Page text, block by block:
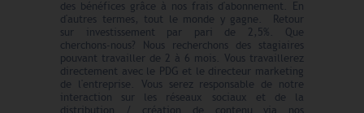
des bénéfices grâce à nos frais d'abonnement. En
d'autres termes, tout le monde y gagne. Retour
sur investissement par pari de 2,5%. Que
cherchons-nous? Nous recherchons des stagiaires
pouvant travailler de 2 à 6 mois. Vous travaillerez
directement avec le PDG et le directeur marketing
de l'entreprise. Vous serez responsable de notre
interaction sur les réseaux sociaux et de la